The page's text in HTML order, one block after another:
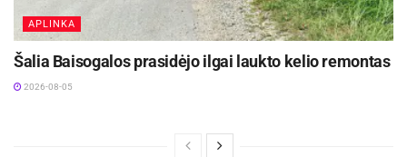
APLINKA
Šalia Baisogalos prasidėjo ilgai laukto kelio remontas
2026-08-05